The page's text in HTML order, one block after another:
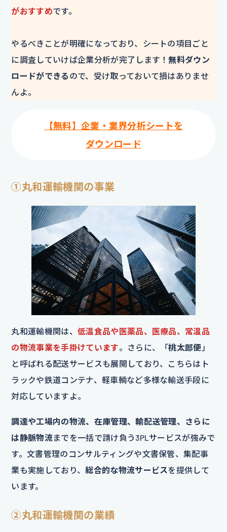
がおすすめです。
やるべきことが明確になっており、シートの項目ごと
に調査していけば企業分析が完了します！無料ダウン
ロードができる ので、受け取っておいて損はありませ
んよ。
【無料】企業・業界分析シートを
ダウンロード
①丸和運輸機関の事業
丸和運輸機関は、 低温食品や医薬品、医療品、常温品
の物流事業を手掛けています。さらに、「桃太郎便 」
と呼ばれる配送サービスも展開しており、こちらはト
ラックや鉄道コンテナ、軽車輌など多様な輸送手段に
対応していますよ。
調達や工場内の物流、在庫管理、輸配送管理、さらに
は静脈物流までを一括で請け負う3PLサービスが強みで
す。文書管理のコンサルティングや文書保管、集配事
業も実施しており、総合的な物流サービスを提供して
います。
②丸和運輸機関の業績